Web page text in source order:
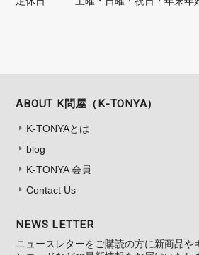
ABOUT K問屋（K-TONYA）
K-TONYAとは
blog
K-TONYA 会員
Contact Us
NEWS LETTER
ニュースレターをご購読の方に新商品や